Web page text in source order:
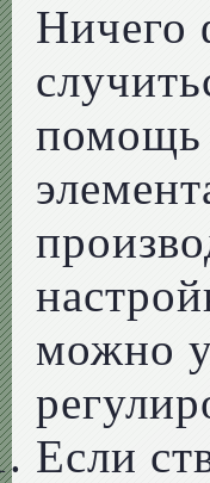
Ничего
помощь
можно
Если